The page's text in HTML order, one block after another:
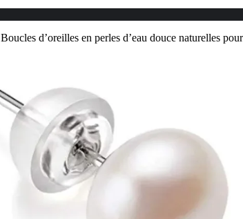
Boucles d’oreilles en perles d’eau douce naturelles